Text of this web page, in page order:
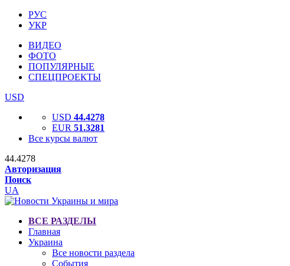
РУС
УКР
ВИДЕО
ФОТО
ПОПУЛЯРНЫЕ
СПЕЦПРОЕКТЫ
USD
USD 44.4278
EUR 51.3281
Все курсы валют
44.4278
Авторизация
Поиск
UA
ВСЕ РАЗДЕЛЫ
Главная
Украина
Все новости раздела
События